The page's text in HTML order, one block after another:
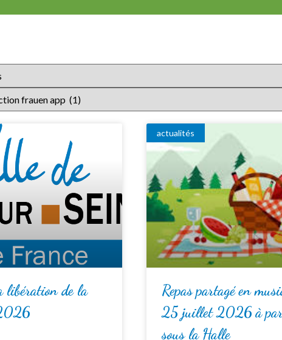
libération de la
actualités
Repas partagé en
25 juillet 2026 à
sous la Halle